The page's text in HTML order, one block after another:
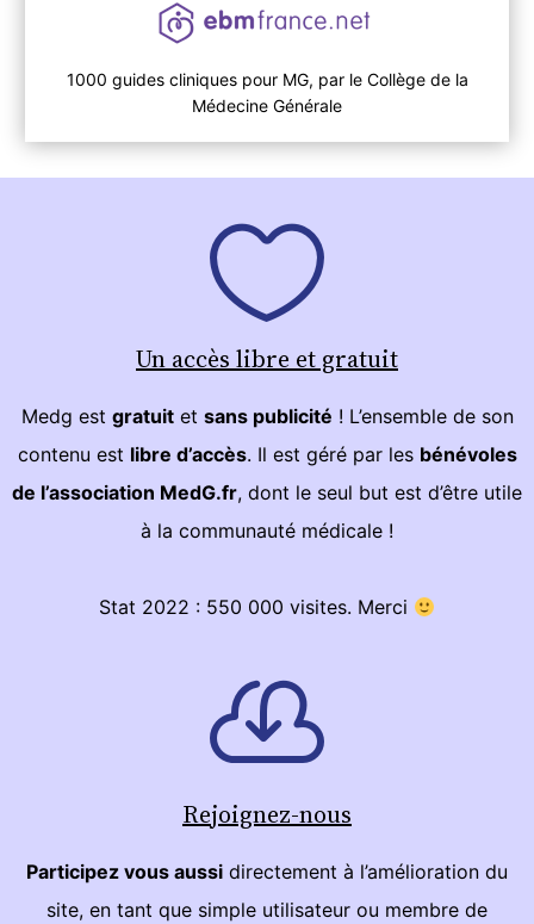
1000 guides cliniques pour MG, par le Collège de la
Médecine Générale
Un accès libre et gratuit
Medg est gratuitet sans publicité ! L’ensemble de son
contenu est libre d’accès. Il est géré par les bénévoles
de l’association MedG.fr, dont le seul but est d’être utile
à la communauté médicale !
Stat 2022 : 550 000 visites. Merci
Rejoignez-nous
Participez vous aussi directement à l’amélioration du
site, en tant que simple utilisateur ou membre de